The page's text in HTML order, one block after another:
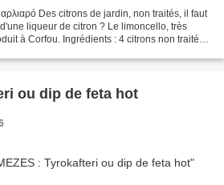
Des citrons de jardin, non traités, il faut
liqueur de citron ? Le limoncello, très
à Corfou. Ingrédients : 4 citrons non traités
ou dip de feta hot